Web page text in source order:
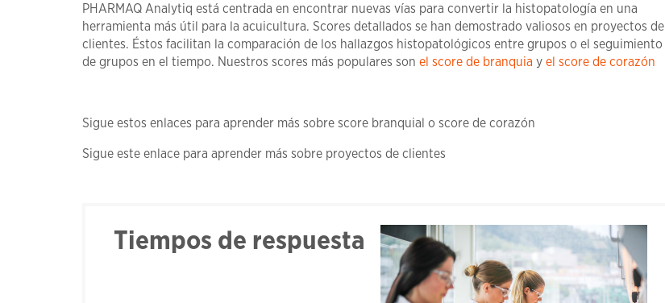
PHARMAQ Analytiq está centrada en encontrar nuevas vías para convertir la histopatología en una
herramienta más útil para la acuicultura. Scores detallados se han demostrado valiosos en proyectos de
clientes. Éstos facilitan la comparación de los hallazgos histopatológicos entre grupos o el seguimiento
de grupos en el tiempo. Nuestros scores más populares son el score de branquia y el score de corazón
Sigue estos enlaces para aprender más sobre score branquial o score de corazón
Sigue este enlace para aprender más sobre proyectos de clientes
Tiempos de respuesta